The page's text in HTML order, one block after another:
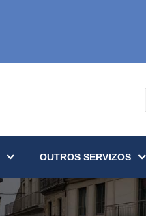
OUTROS SERVIZOS